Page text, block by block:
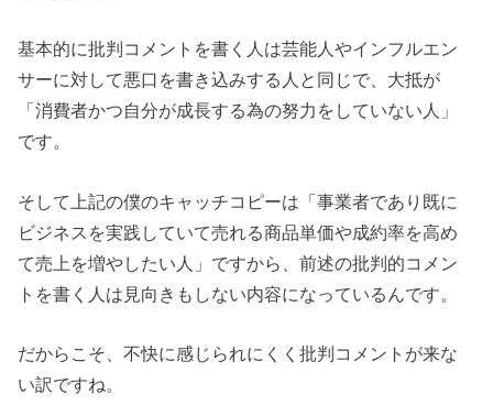
基本的に批判コメントを書く人は芸能人やインフルエン
サーに対して悪口を書き込みする人と同じで、大抵が
「消費者かつ自分が成長する為の努力をしていない人」
です。
そして上記の僕のキャッチコピーは「事業者であり既に
ビジネスを実践していて売れる商品単価や成約率を高め
て売上を増やしたい人」ですから、前述の批判的コメン
トを書く人は見向きもしない内容になっているんです。
だからこそ、不快に感じられにくく批判コメントが来な
い訳ですね。